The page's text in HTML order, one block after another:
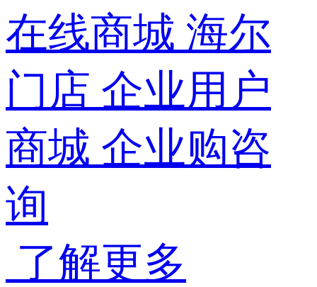
在线商城 海尔
门店 企业用户
商城 企业购咨
询
了解更多